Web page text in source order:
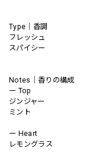
Type｜香調
フレッシュ
スパイシー
Notes｜香りの構成
ー Top
ジンジャー
ミント
ー Heart
レモングラス